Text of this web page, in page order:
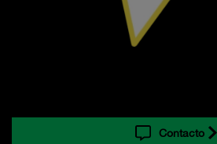
Contacto